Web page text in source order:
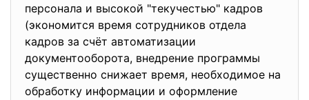
персонала и высокой "текучестью" кадров
(экономится время сотрудников отдела
кадров за счёт автоматизации
документооборота, внедрение программы
существенно снижает время, необходимое на
обработку информации и оформление